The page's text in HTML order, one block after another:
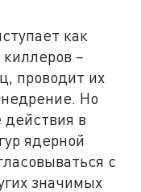
как
–
проводит их
Но
в
ядерной
с
значимых